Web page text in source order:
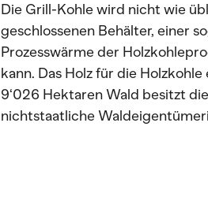
Die Grill-Kohle wird nicht wie
geschlossenen Behälter, einer
Prozesswärme der
kann. Das Holz für die
9‘026 Hektaren Wald besitzt
nichtstaatliche